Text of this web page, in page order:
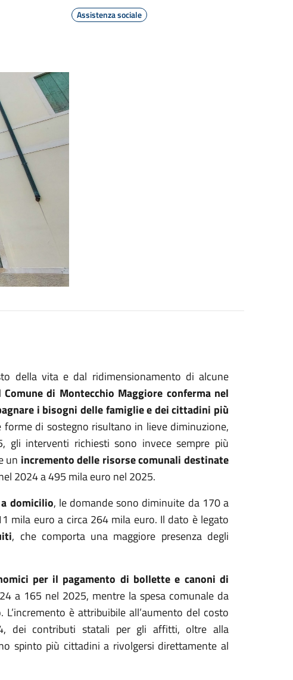
Assistenza sociale
della vita e dal ridimensionamento di alcune
di Montecchio Maggiore conferma nel
i bisogni delle famiglie e dei cittadini più
forme di sostegno risultano in lieve diminuzione,
interventi richiesti sono invece sempre più
un incremento delle risorse comunali destinate
2024 a 495 mila euro nel 2025.
domicilio, le domande sono diminuite da 170 a
mila euro a circa 264 mila euro. Il dato è legato
, che comporta una maggiore presenza degli
per il pagamento di bollette e canoni di
a 165 nel 2025, mentre la spesa comunale da
è attribuibile all’aumento del costo
dei contributi statali per gli affitti, oltre alla
spinto più cittadini a rivolgersi direttamente al